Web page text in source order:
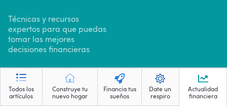
Técnicas y recursos
expertos para que puedas
tomar las mejores
decisiones financieras
Todos los
artículos
Construye tu
nuevo hogar
Financia tus
sueños
Date un
respiro
Actualidad
financiera